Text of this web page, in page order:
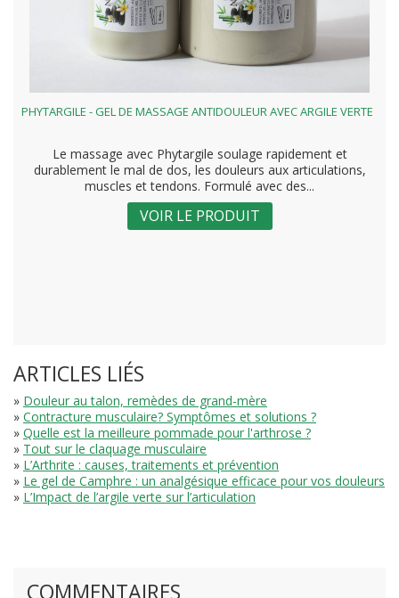
PHYTARGILE - GEL DE MASSAGE ANTIDOULEUR AVEC ARGILE VERTE
Le massage avec Phytargile soulage rapidement et
durablement le mal de dos, les douleurs aux articulations,
muscles et tendons. Formulé avec des...
VOIR LE PRODUIT
ARTICLES LIÉS
» Douleur au talon, remèdes de grand-mère
» Contracture musculaire? Symptômes et solutions ?
» Quelle est la meilleure pommade pour l'arthrose ?
» Tout sur le claquage musculaire
» L’Arthrite : causes, traitements et prévention
» Le gel de Camphre : un analgésique efficace pour vos douleurs
» L’Impact de l’argile verte sur l’articulation
COMMENTAIRES